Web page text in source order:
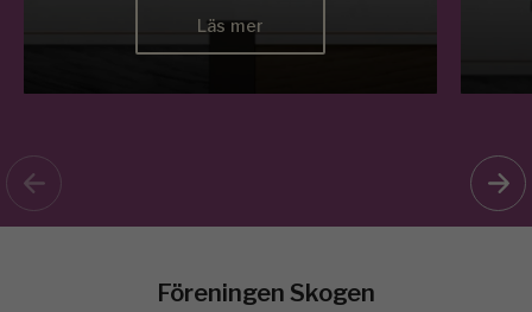
Läs mer
Föreningen Skogen